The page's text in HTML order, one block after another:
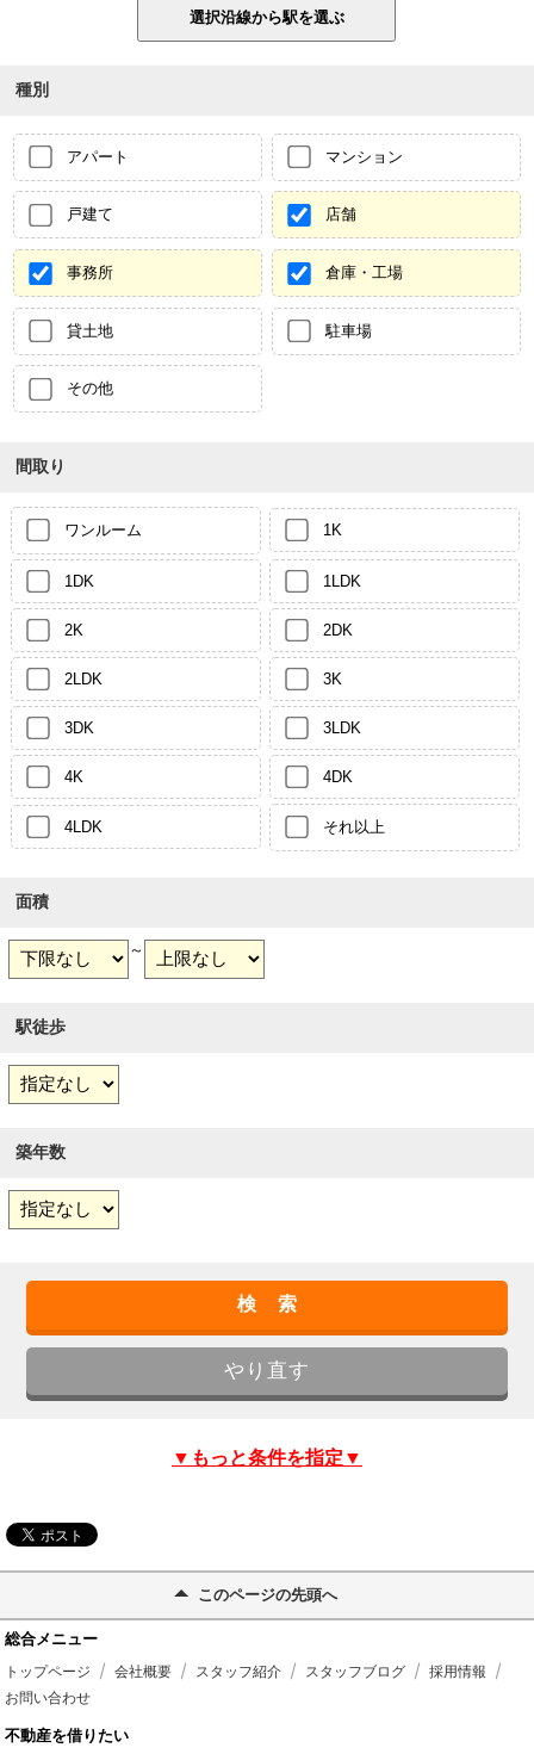
種別
アパート マンション
戸建て 店舗
事務所 倉庫・工場
貸土地 駐車場
その他
間取り
ワンルーム 1K
1DK 1LDK
2K 2DK
2LDK 3K
3DK 3LDK
4K 4DK
4LDK それ以上
面積
～
駅徒歩
築年数
▼もっと条件を指定▼
このページの先頭へ
総合メニュー
トップページ 会社概要 スタッフ紹介 スタッフブログ
採用情報
お問い合わせ
不動産を借りたい